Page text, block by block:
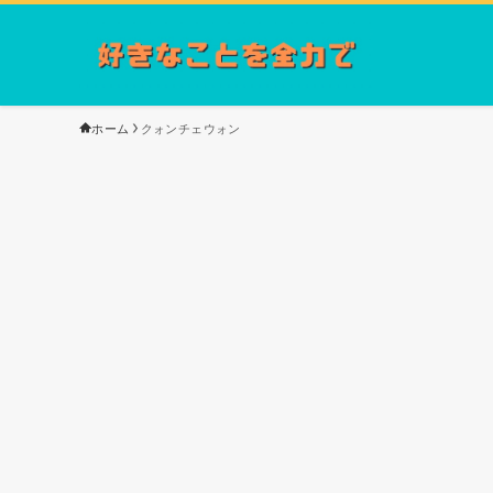
ホーム クォンチェウォン